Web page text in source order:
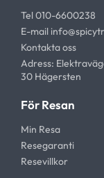
Tel 010-6600238
E-mail
Kontakta oss
Adress:
30 Hägersten
För Resan
Min Resa
Resegaranti
Resevillkor